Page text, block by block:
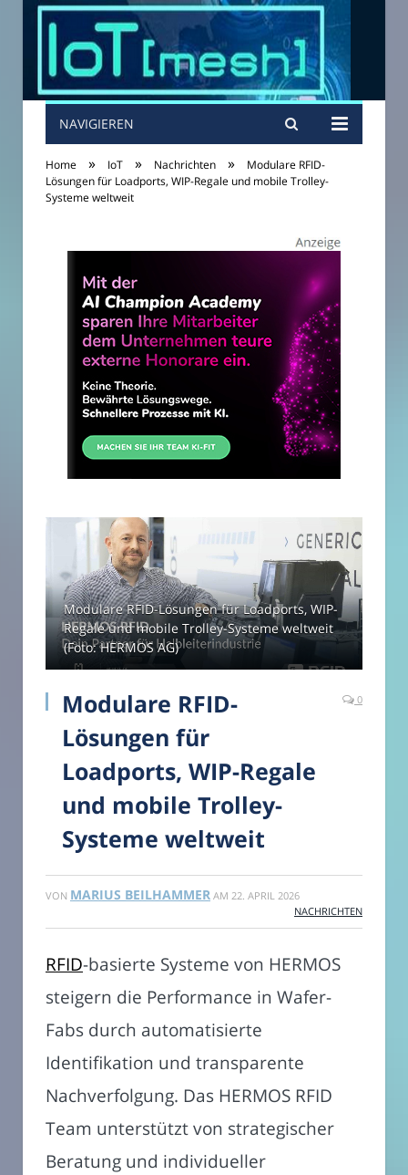
NAVIGIEREN
Home » IoT » Nachrichten »
Modulare RFID-
Lösungen für Loadports, WIP-Regale und mobile Trolley-
Systeme weltweit
Modulare RFID-Lösungen für Loadports, WIP-
Regale und mobile Trolley-Systeme weltweit
(Foto: HERMOS AG)
Modulare RFID-
Lösungen für
Loadports, WIP-Regale
und mobile Trolley-
Systeme weltweit
0
VON MARIUS BEILHAMMER AM 22. APRIL 2026
NACHRICHTEN
RFID-basierte Systeme von HERMOS
steigern die Performance in Wafer-
Fabs durch automatisierte
Identifikation und transparente
Nachverfolgung. Das HERMOS RFID
Team unterstützt von strategischer
Beratung und individueller